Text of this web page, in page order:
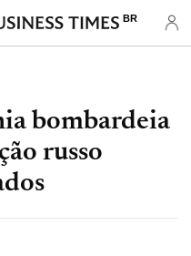
BR
bombardeia
russo